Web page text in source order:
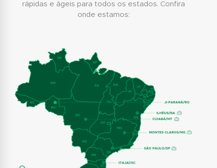
rápidas e ágeis para todos os estados. Confira
onde estamos: